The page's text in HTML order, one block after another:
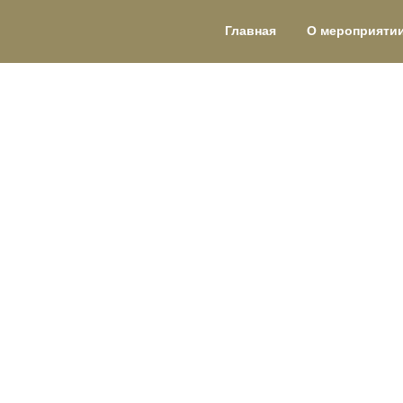
Главная О